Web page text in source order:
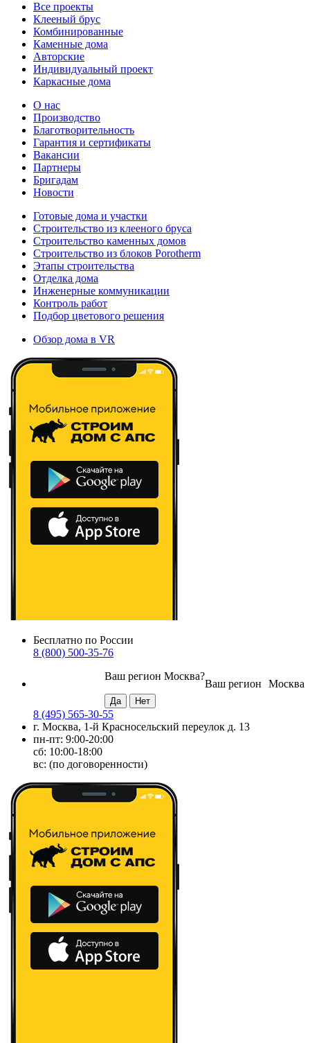
Все проекты
Клееный брус
Комбинированные
Каменные дома
Авторские
Индивидуальный проект
Каркасные дома
О нас
Производство
Благотворительность
Гарантия и сертификаты
Вакансии
Партнеры
Бригадам
Новости
Готовые дома и участки
Строительство из клееного бруса
Строительство каменных домов
Строительство из блоков Porotherm
Этапы строительства
Отделка дома
Инженерные коммуникации
Контроль работ
Подбор цветового решения
Обзор дома в VR
Бесплатно по России
8 (800) 500-35-76
Москва
Ваш регион
Ваш регион Москва?
8 (495) 565-30-55
г. Москва, 1-й Красносельский переулок д. 13
пн-пт: 9:00-20:00
сб: 10:00-18:00
вс: (по договоренности)